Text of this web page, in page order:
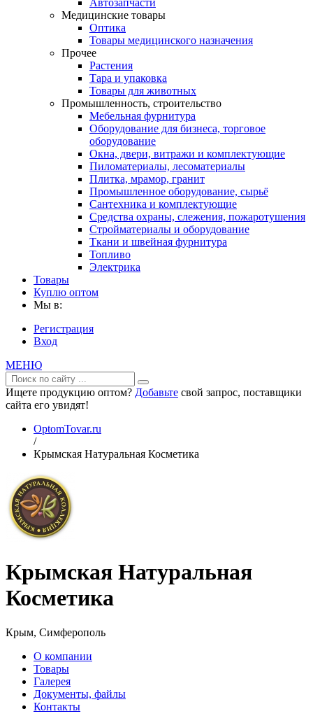
Автозапчасти
Медицинские товары
Оптика
Товары медицинского назначения
Прочее
Растения
Тара и упаковка
Товары для животных
Промышленность, строительство
Мебельная фурнитура
Оборудование для бизнеса, торговое
оборудование
Окна, двери, витражи и комплектующие
Пиломатериалы, лесоматериалы
Плитка, мрамор, гранит
Промышленное оборудование, сырьё
Сантехника и комплектующие
Средства охраны, слежения, пожаротушения
Стройматериалы и оборудование
Ткани и швейная фурнитура
Топливо
Электрика
Товары
Куплю оптом
Мы в:
Регистрация
Вход
МЕНЮ
Ищете продукцию оптом? Добавьте свой запрос, поставщики
сайта его увидят!
OptomTovar.ru
/
Крымская Натуральная Косметика
Крымская Натуральная
Косметика
Крым, Симферополь
О компании
Товары
Галерея
Документы, файлы
Контакты